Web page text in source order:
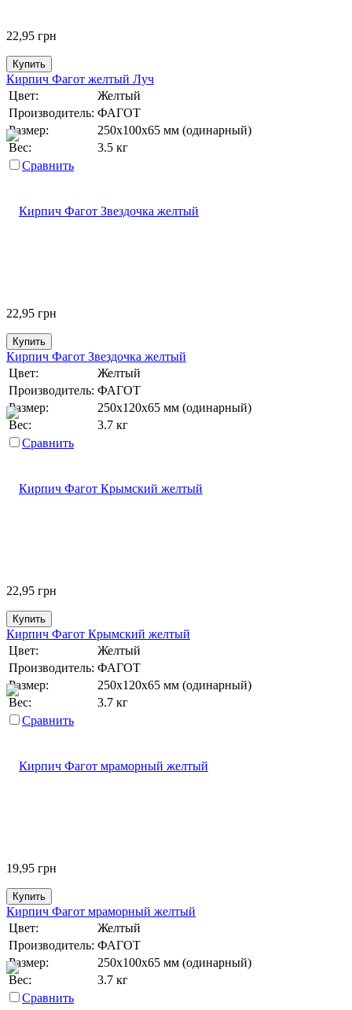
22,95 грн
Купить
Кирпич Фагот желтый Луч
Цвет:
Желтый
Производитель: ФАГОТ
Размер:
250х100х65 мм (одинарный)
Вес:
3.5 кг
Сравнить
22,95 грн
Купить
Кирпич Фагот Звездочка желтый
Цвет:
Желтый
Производитель: ФАГОТ
Размер:
250х120х65 мм (одинарный)
Вес:
3.7 кг
Сравнить
22,95 грн
Купить
Кирпич Фагот Крымский желтый
Цвет:
Желтый
Производитель: ФАГОТ
Размер:
250х120х65 мм (одинарный)
Вес:
3.7 кг
Сравнить
19,95 грн
Купить
Кирпич Фагот мраморный желтый
Цвет:
Желтый
Производитель: ФАГОТ
Размер:
250х100х65 мм (одинарный)
Вес:
3.7 кг
Сравнить